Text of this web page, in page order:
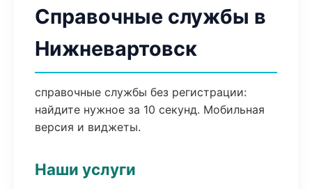
Справочные службы в
Нижневартовск
справочные службы без регистрации:
найдите нужное за 10 секунд. Мобильная
версия и виджеты.
Наши услуги